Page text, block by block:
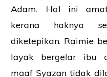
Adam. Hal ini
kerana haknya
diketepikan. Raimie
layak bergelar ibu
maaf Syazan tidak